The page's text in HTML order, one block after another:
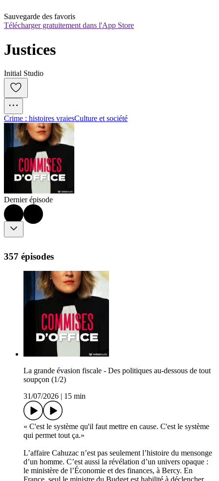
Sauvegarde des favoris
Télécharger gratuitement dans l'App Store
Justices
Initial Studio
Crime : histoires vraiesCulture et société
Dernier épisode
357 épisodes
La grande évasion fiscale - Des politiques au-dessous de tout
soupçon (1/2)
31/07/2026
15 min
« C'est le système qu'il faut mettre en cause. C'est le système
qui permet tout ça.»
L’affaire Cahuzac n’est pas seulement l’histoire du mensonge
d’un homme. C’est aussi la révélation d’un univers opaque :
le ministère de l’Économie et des finances, à Bercy. En